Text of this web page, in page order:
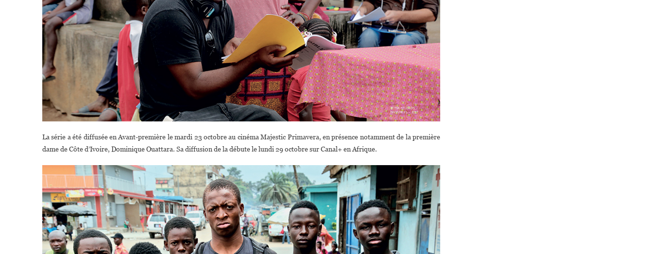
La série a été diffusée en Avant-première le mardi 23 octobre au cinéma Majestic Primavera, en présence notamment de la première
dame de Côte d’Ivoire, Dominique Ouattara. Sa diffusion de la débute le lundi 29 octobre sur Canal+ en Afrique.